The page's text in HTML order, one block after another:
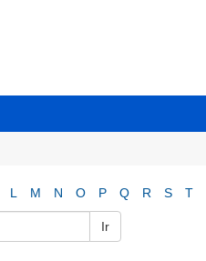
L M N O P Q R S T
Ir